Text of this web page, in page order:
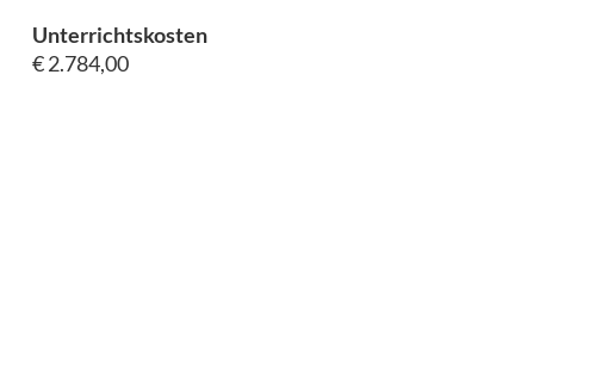
Unterrichtskosten
€ 2.784,00